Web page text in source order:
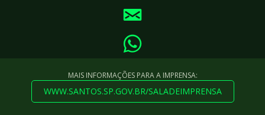
MAIS INFORMAÇÕES PARA A IMPRENSA:
WWW.SANTOS.SP.GOV.BR/SALADEIMPRENSA